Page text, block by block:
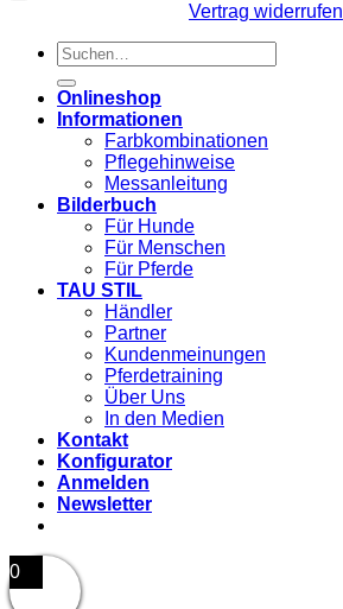
Vertrag widerrufen
Suchen
nach:
Onlineshop
Informationen
Farbkombinationen
Pflegehinweise
Messanleitung
Bilderbuch
Für Hunde
Für Menschen
Für Pferde
TAU STIL
Händler
Partner
Kundenmeinungen
Pferdetraining
Über Uns
In den Medien
Kontakt
Konfigurator
Anmelden
Newsletter
0